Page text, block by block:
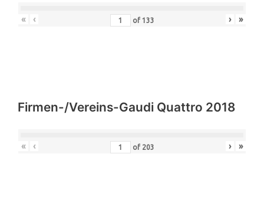
« ‹ of 133 › »
Firmen-/Vereins-Gaudi Quattro 2018
« ‹ of 203 › »